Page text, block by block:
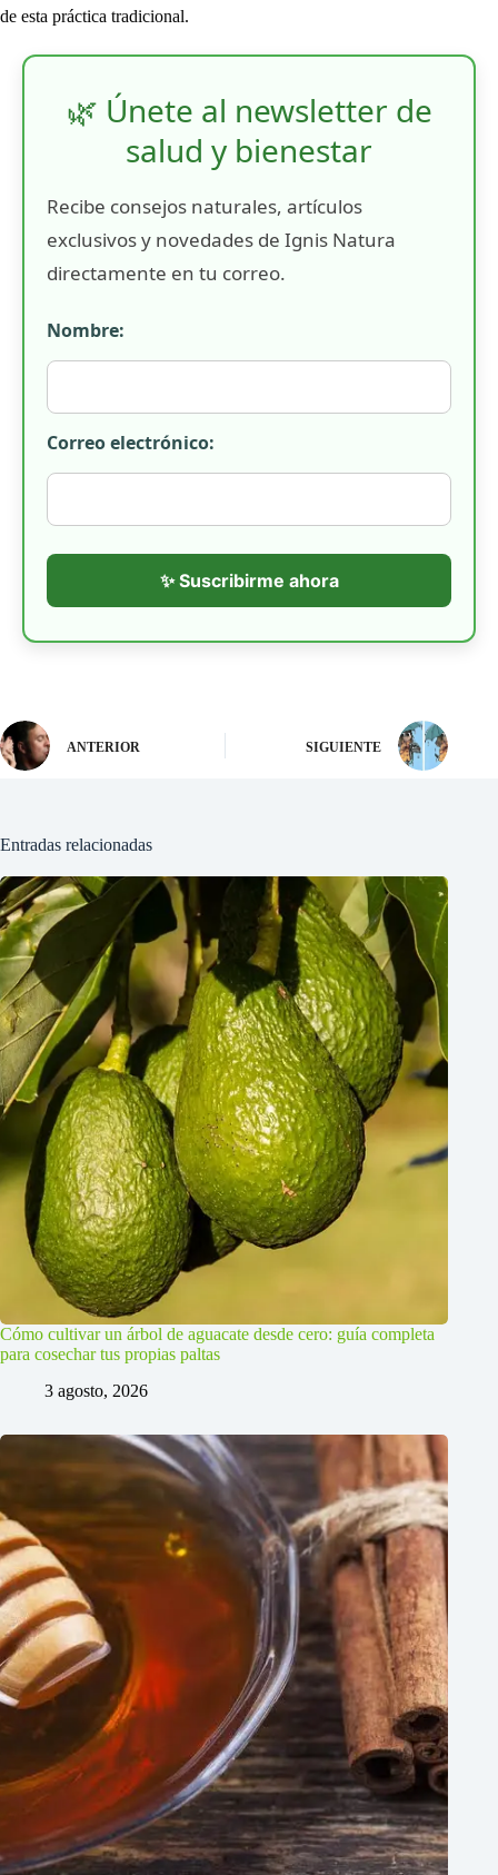
de esta práctica tradicional.
🌿 Únete al newsletter de
salud y bienestar
Recibe consejos naturales, artículos
exclusivos y novedades de Ignis Natura
directamente en tu correo.
Nombre:
Correo electrónico:
✨ Suscribirme ahora
ANTERIOR SIGUIENTE
Entradas relacionadas
Cómo cultivar un árbol de aguacate desde cero: guía completa
para cosechar tus propias paltas
3 agosto, 2026